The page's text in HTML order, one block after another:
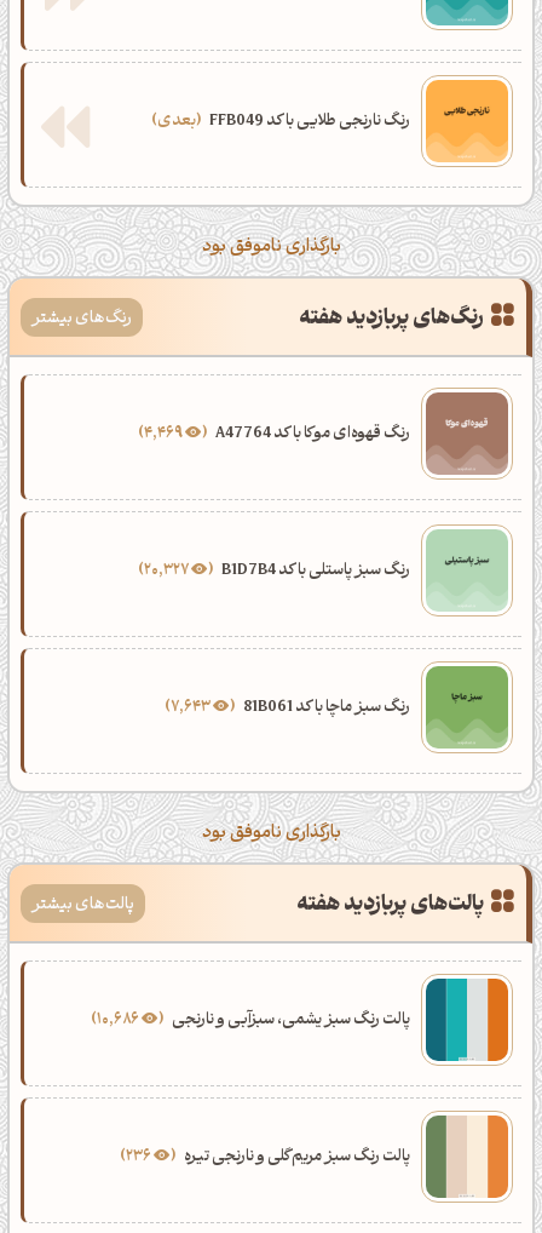
رنگ نارنجی طلایی با کد FFB049 بعدی
بارگذاری ناموفق بود
رنگ‌های پربازدید هفته رنگ‌های بیشتر
رنگ قهوه‌ای موکا با کد A47764 4,469
رنگ سبز پاستلی با کد B1D7B4 20,327
رنگ سبز ماچا با کد 81B061 7,643
بارگذاری ناموفق بود
پالت‌های پربازدید هفته پالت‌های بیشتر
پالت رنگ سبز یشمی، سبزآبی و نارنجی
پالت رنگ سبز مریم‌گلی و نارنجی تیره